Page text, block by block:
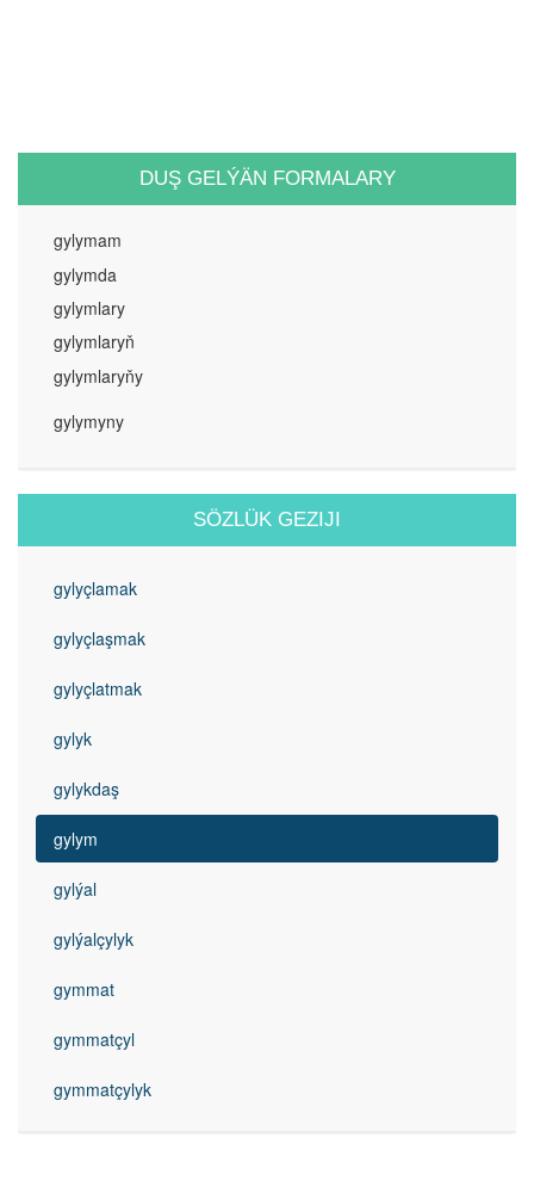
DUŞ GELÝÄN FORMALARY
gylymam
gylymda
gylymlary
gylymlaryň
gylymlaryňy
gylymyny
SÖZLÜK GEZIJI
gylyçlamak
gylyçlaşmak
gylyçlatmak
gylyk
gylykdaş
gylym
gylýal
gylýalçylyk
gymmat
gymmatçyl
gymmatçylyk